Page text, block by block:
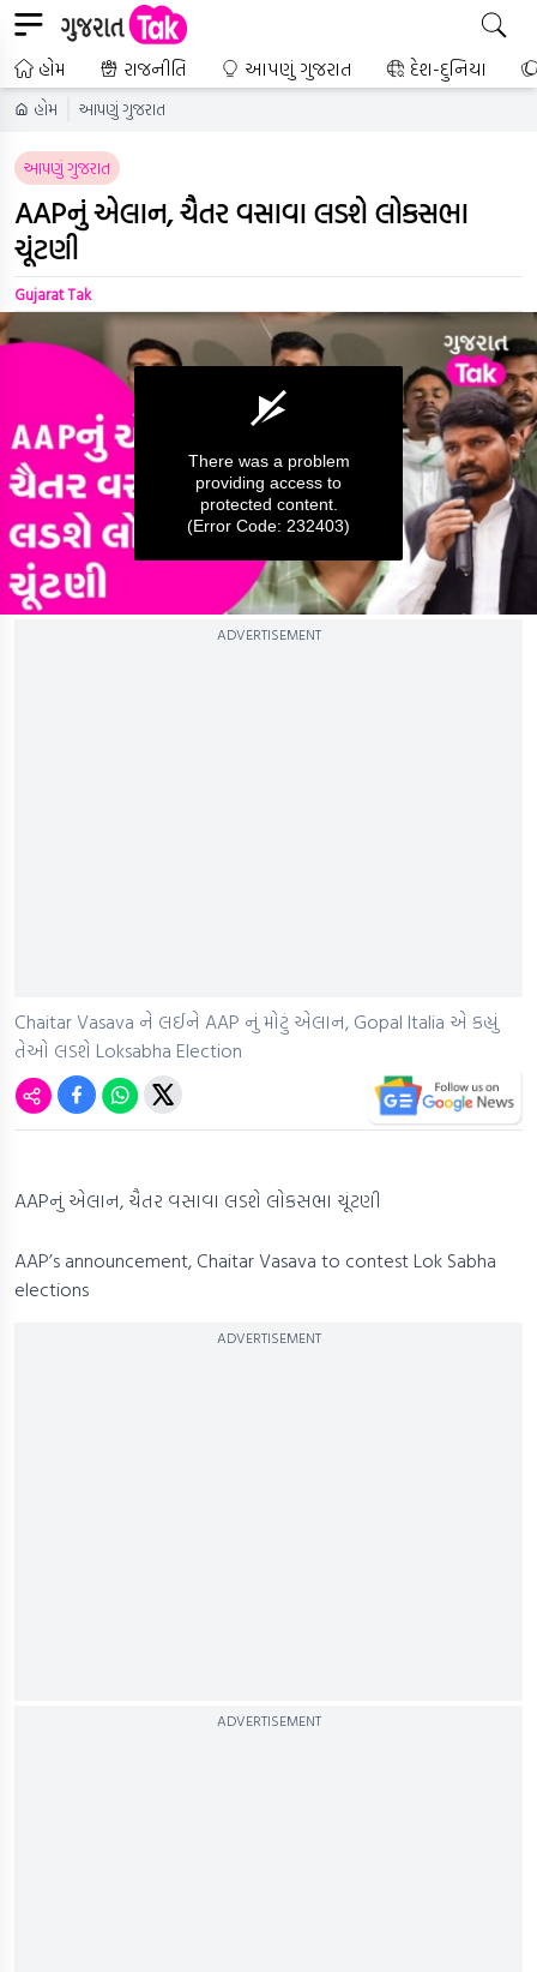
હોમ રાજનીતિ આપણું ગુજરાત દેશ-દુનિયા
હોમ આપણું ગુજરાત
આપણું ગુજરાત
AAPનું એલાન, ચૈતર વસાવા લડશે લોકસભા
ચૂંટણી
Gujarat Tak
There was a problem
providing access to
protected content.
(Error Code: 232403)
ADVERTISEMENT
Chaitar Vasava ને લઈને AAP નું મોટું એલાન, Gopal Italia એ કહ્યું
તેઓ લડશે Loksabha Election
AAPનું એલાન, ચૈતર વસાવા લડશે લોકસભા ચૂંટણી
AAP’s announcement, Chaitar Vasava to contest Lok Sabha
elections
ADVERTISEMENT
ADVERTISEMENT